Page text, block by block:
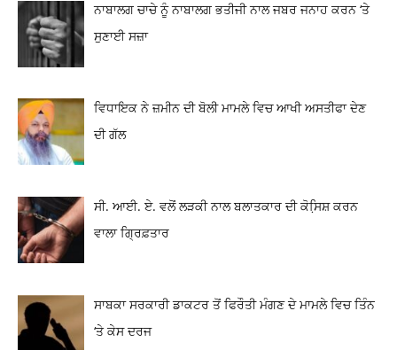
ਨਾਬਾਲਗ ਚਾਚੇ ਨੂੰ ਨਾਬਾਲਗ ਭਤੀਜੀ ਨਾਲ ਜਬਰ ਜਨਾਹ ਕਰਨ ‘ਤੇ
ਸੁਣਾਈ ਸਜ਼ਾ
ਵਿਧਾਇਕ ਨੇ ਜ਼ਮੀਨ ਦੀ ਬੋਲੀ ਮਾਮਲੇ ਵਿਚ ਆਖੀ ਅਸਤੀਫਾ ਦੇਣ
ਦੀ ਗੱਲ
ਸੀ. ਆਈ. ਏ. ਵਲੋਂ ਲੜਕੀ ਨਾਲ ਬਲਾਤਕਾਰ ਦੀ ਕੋਸਿ਼ਸ਼ ਕਰਨ
ਵਾਲਾ ਗ੍ਰਿਫ਼ਤਾਰ
ਸਾਬਕਾ ਸਰਕਾਰੀ ਡਾਕਟਰ ਤੋਂ ਫਿਰੌਤੀ ਮੰਗਣ ਦੇ ਮਾਮਲੇ ਵਿਚ ਤਿੰਨ
‘ਤੇ ਕੇਸ ਦਰਜ